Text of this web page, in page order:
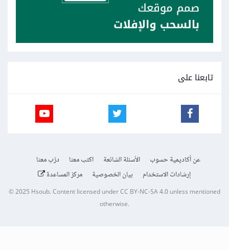
تابعنا على
عن أكاديمية حسوب الأسئلة الشائعة اكتب معنا
درّب معنا
إرشادات الاستخدام
بيان الخصوصية مركز المساعدة
© 2025 Hsoub.Content licensed underCC BY-NC-SA 4.0unless mentioned
otherwise.